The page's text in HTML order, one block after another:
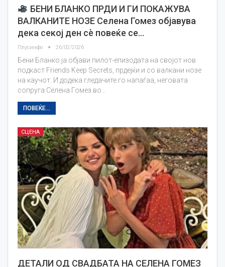
БЕНИ БЛАНКО ПРДИ И ГИ ПОКАЖУВА
ВАЛКАНИТЕ НОЗЕ Селена Гомез објавува
дека секој ден сè повеќе се…
Плусинфо 26/02/2026
Бени Бланко ja објави пилот-епизодата на својот нов
подкаст Friends Keep Secrets, прдејќи и со валкани нозе
на каучот. И додека гледачите го напаѓаа, неговата
сопруга Селена Гомез во…
ПОВЕЌЕ...
СЦЕНА
ДЕТАЛИ ОД СВАДБАТА НА СЕЛЕНА ГОМЕЗ